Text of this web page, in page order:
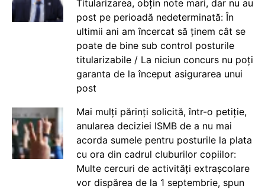
Titularizarea, obțin note mari, dar nu au
post pe perioadă nedeterminată: În
ultimii ani am încercat să ținem cât se
poate de bine sub control posturile
titularizabile / La niciun concurs nu poți
garanta de la început asigurarea unui
post
Mai mulți părinți solicită, într-o petiție,
anularea deciziei ISMB de a nu mai
acorda sumele pentru posturile la plata
cu ora din cadrul cluburilor copiilor:
Multe cercuri de activități extrașcolare
vor dispărea de la 1 septembrie, spun